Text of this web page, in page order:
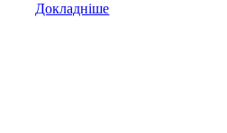
Докладніше